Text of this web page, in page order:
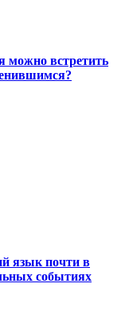
можно встретить
язык почти в
событиях